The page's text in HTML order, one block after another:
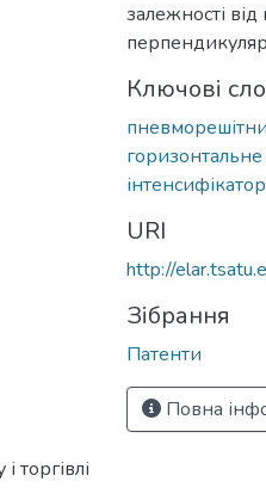
торгівлі
залежності
Ключові
інтенсифікатор
URI
http://
Зібрання
Патенти
Повна